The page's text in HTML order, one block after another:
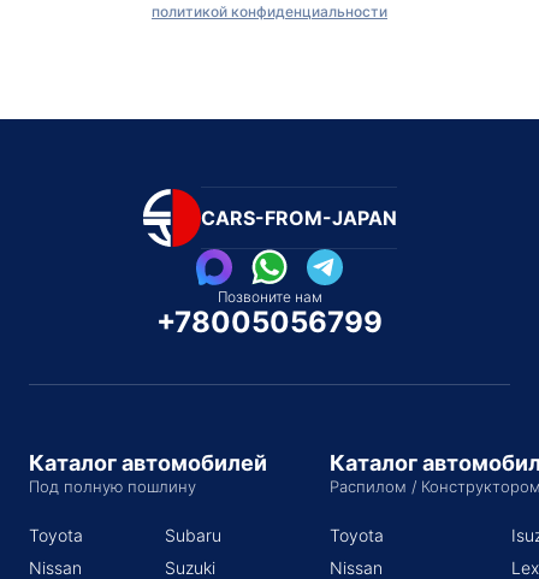
политикой конфиденциальности
CARS-FROM-JAPAN
Позвоните нам
+78005056799
Каталог автомобилей
Под полную пошлину
Toyota
Nissan
Subaru
Suzuki
Каталог
Распилом /
Toyota
Nissan